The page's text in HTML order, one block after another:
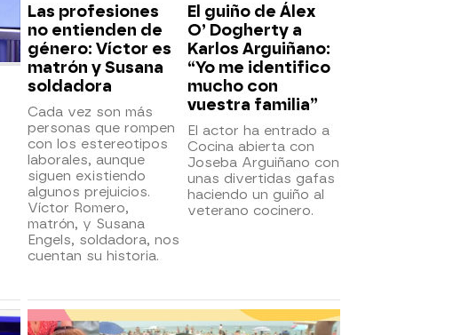
Las profesiones
no entienden de
género: Víctor es
matrón y Susana
soldadora
Cada vez son más
personas que rompen
con los estereotipos
laborales, aunque
siguen existiendo
algunos prejuicios.
Víctor Romero,
matrón, y Susana
Engels, soldadora, nos
cuentan su historia.
El guiño de Álex
O’ Dogherty a
Karlos Arguiñano:
“Yo me identifico
mucho con
vuestra familia”
El actor ha entrado a
Cocina abierta con
Joseba Arguiñano con
unas divertidas gafas
haciendo un guiño al
veterano cocinero.